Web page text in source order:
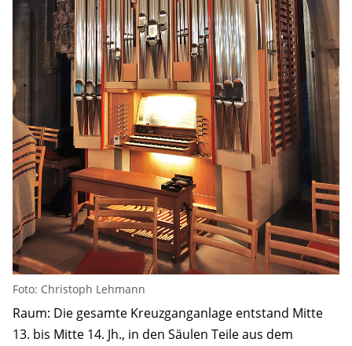
Foto: Christoph Lehmann
Raum: Die gesamte Kreuzganganlage entstand Mitte
13. bis Mitte 14. Jh., in den Säulen Teile aus dem